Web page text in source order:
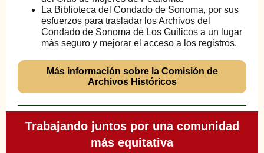
La Biblioteca del Condado de Sonoma, por sus
esfuerzos para trasladar los Archivos del
Condado de Sonoma de Los Guilicos a un lugar
más seguro y mejorar el acceso a los registros.
Más información sobre la Comisión de
Archivos Históricos
Trabajando juntos por una comunidad
más equitativa